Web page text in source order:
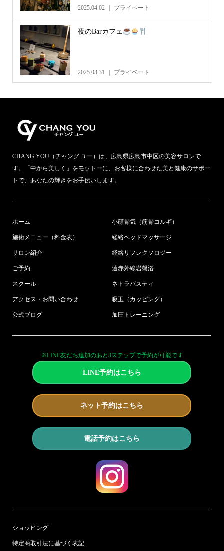
2025.04.02 プライベート
夜のBarカフェ
2025.03.31 プライベート
CHANG YOU（チャング ユー）は、広島県広島市中区の美容サロンで
す。「中から美しく」をモットーに、お客様に合わせた美と健康のサポー
トで、あなたの輝きをお手伝いします。
ホーム
施術メニュー（料金表）
サロン紹介
ご予約
スクール
アクセス・お問い合わせ
公式ブログ
小顔骨気（筋骨コルギ）
経絡ヘッドマッサージ
経絡リフレクソロジー
遠赤外線岩盤浴
ネトラバスティ
吸玉（カッピング）
加圧トレーニング
※LINE友だち追加のあと3ステップで予約が可能です
LINE予約はこちら
ネット予約はこちら
電話予約はこちら
ショッピング
特定商取引法に基づく表記